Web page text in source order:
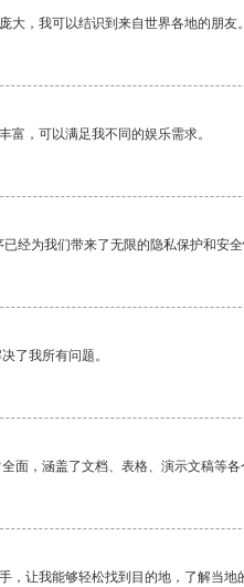
大，我可以结识到来自世界各地的朋友。
富，可以满足我不同的娱乐需求。
经为我们带来了无限的隐私保护和安全
了我所有问题。
面，涵盖了文档、表格、演示文稿等
，让我能够轻松找到目的地，了解当地